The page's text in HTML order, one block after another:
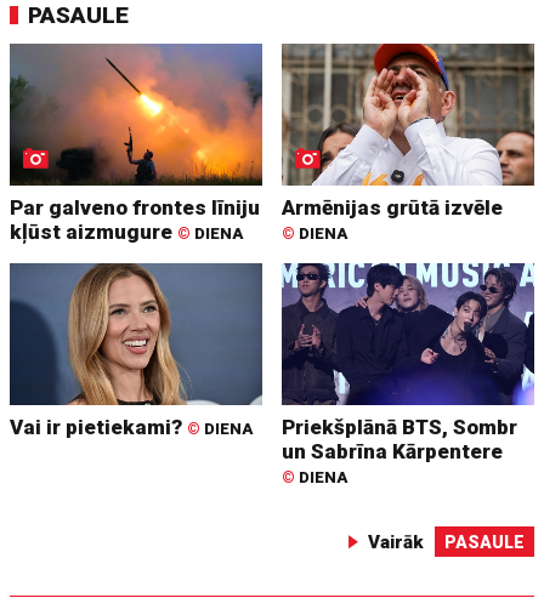
PASAULE
Par galveno frontes līniju
kļūst aizmugure © DIENA
Armēnijas grūtā izvēle
© DIENA
Vai ir pietiekami? © DIENA
Priekšplānā BTS, Sombr
un Sabrīna Kārpentere
© DIENA
Vairāk PASAULE